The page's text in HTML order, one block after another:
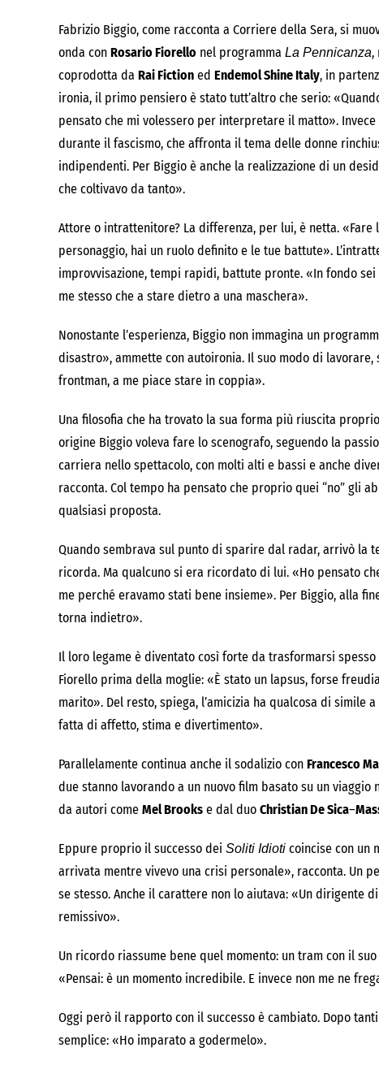
Fabrizio Biggio, come racconta a Corriere della Sera, si
onda con Rosario Fiorello nel programma La Pennicanza,
coprodotta da Rai Fiction ed Endemol Shine Italy, in
ironia, il primo pensiero è stato tutt’altro che serio:
pensato che mi volessero per interpretare il matto».
durante il fascismo, che affronta il tema delle donne
indipendenti. Per Biggio è anche la realizzazione di un
che coltivavo da tanto».
Attore o intrattenitore? La differenza, per lui, è netta.
personaggio, hai un ruolo definito e le tue battute».
improvvisazione, tempi rapidi, battute pronte. «In fondo
me stesso che a stare dietro a una maschera».
Nonostante l’esperienza, Biggio non immagina un
disastro», ammette con autoironia. Il suo modo di
frontman, a me piace stare in coppia».
Una filosofia che ha trovato la sua forma più riuscita
origine Biggio voleva fare lo scenografo, seguendo la
carriera nello spettacolo, con molti alti e bassi e anche
racconta. Col tempo ha pensato che proprio quei “no” gli
qualsiasi proposta.
Quando sembrava sul punto di sparire dal radar, arrivò la
ricorda. Ma qualcuno si era ricordato di lui. «Ho pensato
me perché eravamo stati bene insieme». Per Biggio, alla
torna indietro».
Il loro legame è diventato così forte da trasformarsi
Fiorello prima della moglie: «È stato un lapsus, forse
marito». Del resto, spiega, l’amicizia ha qualcosa di simile
fatta di affetto, stima e divertimento».
Parallelamente continua anche il sodalizio con Francesco
due stanno lavorando a un nuovo film basato su un
da autori come Mel Brooks e dal duo Christian De Sica–
Eppure proprio il successo dei Soliti Idioti coincise con un
arrivata mentre vivevo una crisi personale», racconta. Un
se stesso. Anche il carattere non lo aiutava: «Un dirigente di
remissivo».
Un ricordo riassume bene quel momento: un tram con il
«Pensai: è un momento incredibile. E invece non me ne
Oggi però il rapporto con il successo è cambiato. Dopo
semplice: «Ho imparato a godermelo».